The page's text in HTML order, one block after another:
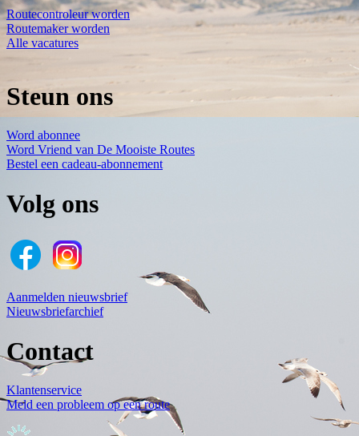
Routecontroleur worden
Routemaker worden
Alle vacatures
Steun ons
Word abonnee
Word Vriend van De Mooiste Routes
Bestel een cadeau-abonnement
Volg ons
Aanmelden nieuwsbrief
Nieuwsbriefarchief
Contact
Klantenservice
Meld een probleem op een route